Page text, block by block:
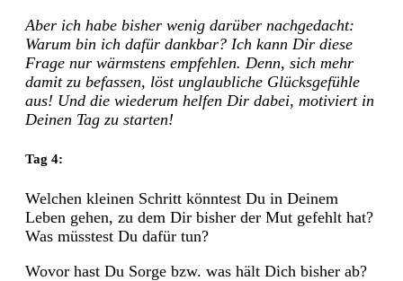
Aber ich habe bisher wenig darüber nachgedacht:
Warum bin ich dafür dankbar? Ich kann Dir diese
Frage nur wärmstens empfehlen. Denn, sich mehr
damit zu befassen, löst unglaubliche Glücksgefühle
aus! Und die wiederum helfen Dir dabei, motiviert in
Deinen Tag zu starten!
Tag 4:
Welchen kleinen Schritt könntest Du in Deinem
Leben gehen, zu dem Dir bisher der Mut gefehlt hat?
Was müsstest Du dafür tun?
Wovor hast Du Sorge bzw. was hält Dich bisher ab?